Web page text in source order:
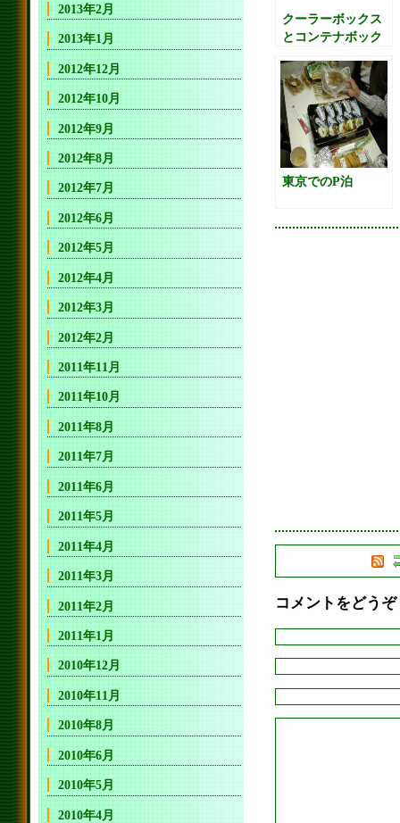
クーラーボックス
とコンテナボック
東京でのP泊
コメントをどうぞ
2013年2月
2013年1月
2012年12月
2012年10月
2012年9月
2012年8月
2012年7月
2012年6月
2012年5月
2012年4月
2012年3月
2012年2月
2011年11月
2011年10月
2011年8月
2011年7月
2011年6月
2011年5月
2011年4月
2011年3月
2011年2月
2011年1月
2010年12月
2010年11月
2010年8月
2010年6月
2010年5月
2010年4月